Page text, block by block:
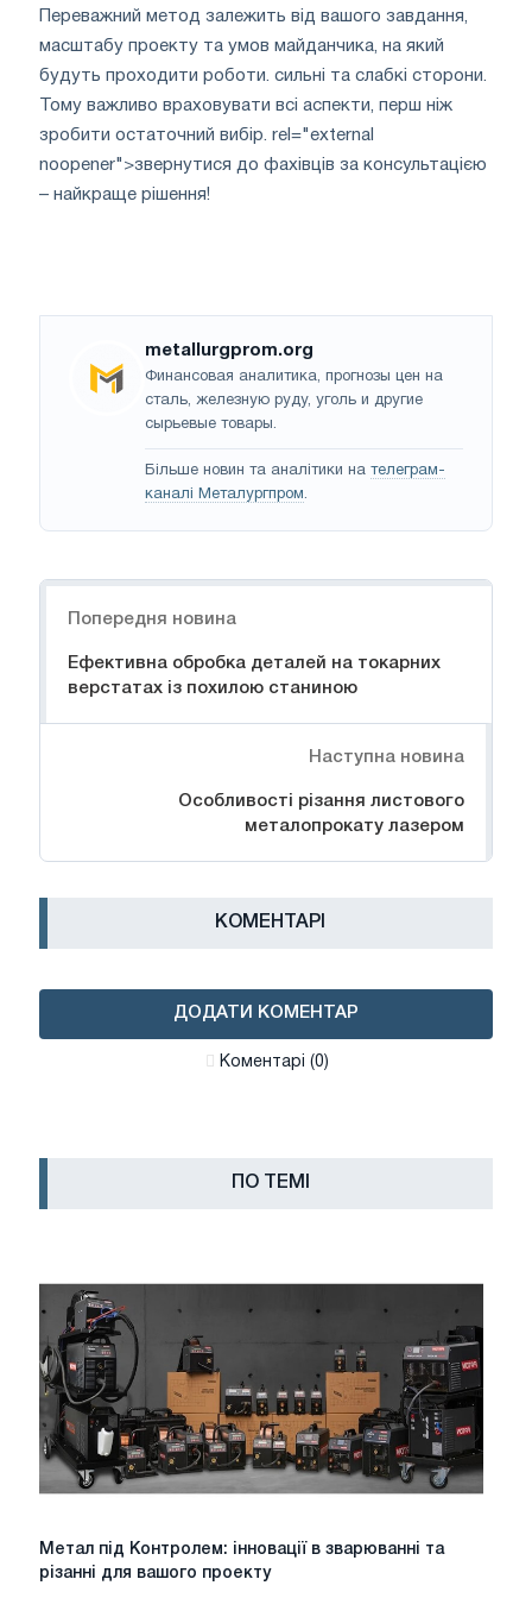
Переважний метод залежить від вашого завдання,
масштабу проекту та умов майданчика, на який
будуть проходити роботи. сильні та слабкі сторони.
Тому важливо враховувати всі аспекти, перш ніж
зробити остаточний вибір. rel="external
noopener">звернутися до фахівців за консультацією
– найкраще рішення!
metallurgprom.org
Финансовая аналитика, прогнозы цен на
сталь, железную руду, уголь и другие
сырьевые товары.
Більше новин та аналітики на телеграм-
каналі Металургпром.
Попередня новина
Ефективна обробка деталей на токарних
верстатах із похилою станиною
Наступна новина
Особливості різання листового
металопрокату лазером
КОМЕНТАРІ
ДОДАТИ КОМЕНТАР
Коментарі (0)
ПО ТЕМІ
Метал
під
Метал під Контролем: інновації в зварюванні та
різанні для вашого проекту